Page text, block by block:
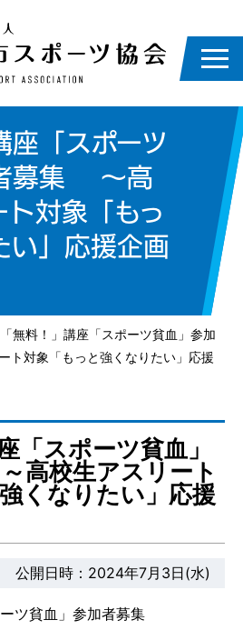
座「スポーツ
募集 ～高
対象「もっ
い」応援企画
無料！」講座「スポーツ貧血」参加
対象「もっと強くなりたい」応援
「スポーツ貧血」
高校生アスリート
くなりたい」応援
公開日時：2024年7月3日(水)
ツ貧血」参加者募集